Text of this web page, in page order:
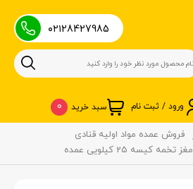
۰۲۱28427985
ورود / ثبت نام سبد خرید 0
فروش عمده مواد اولیه قنادی
مغز تخمه کیسه 25 کیلویی عمده